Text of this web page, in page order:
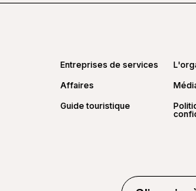
Entreprises de services
Affaires
Guide touristique